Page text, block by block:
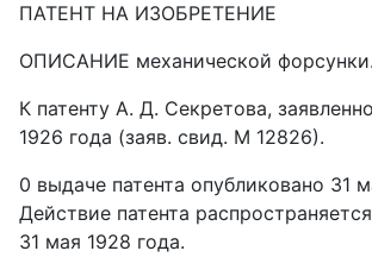
ПАТЕНТ НА ИЗОБРЕТЕНИЕ
ОПИСАНИЕ механической форсунки.
К патенту А. Д. Секретова,
1926 года (заяв. свид. М 12826).
0 выдаче патента опубликовано 31
Действие патента
31 мая 1928 года.